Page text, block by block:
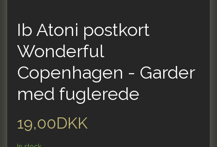
Ib Atoni postkort
Wonderful
Copenhagen - Garder
med fuglerede
19,00DKK